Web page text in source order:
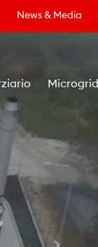
News & Media
Microgrid